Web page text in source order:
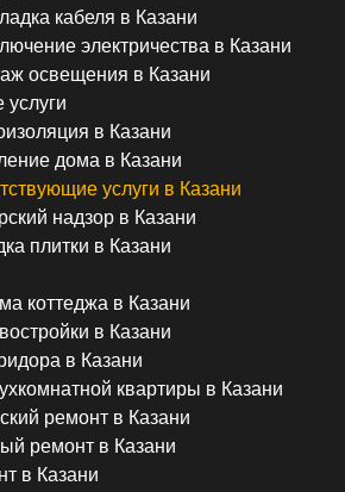
кабеля в Казани
электричества в Казани
освещения в Казани
услуги
в Казани
дома в Казани
услуги в Казани
надзор в Казани
плитки в Казани
коттеджа в Казани
в Казани
в Казани
квартиры в Казани
ремонт в Казани
ремонт в Казани
в Казани